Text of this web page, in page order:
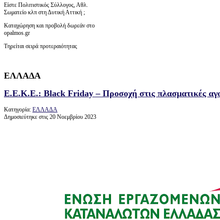
Είστε Πολιτιστικός Σύλλογος, Αθλ.
Σωματείο κλπ στη Δυτική Αττική ;
Καταχώρηση και προβολή δωρεάν στο
opalmos.gr
Τηρείται σειρά προτεραιότητας
ΕΛΛΑΔΑ
Ε.Ε.Κ.Ε.: Black Friday – Προσοχή στις πλασματικές
Κατηγορία: ΕΛΛΑΔΑ
Δημοσιεύτηκε στις 20 Νοεμβρίου 2023